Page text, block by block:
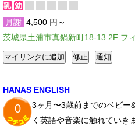
月謝 4,500 円～
茨城県土浦市真鍋新町18-13 2F フ
HANAS ENGLISH
0
3ヶ月〜3歳前までのベビー
く英語や音楽に触れていき